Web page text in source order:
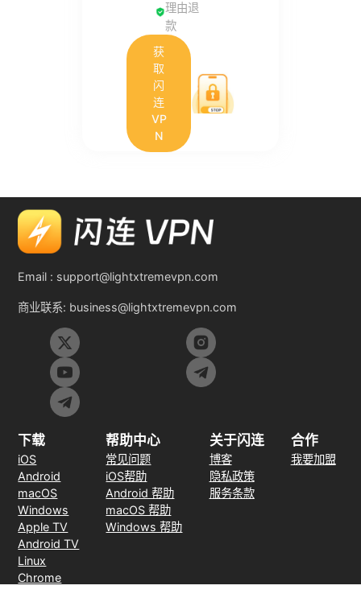
理由退
款
获
取
闪
连
VP
N
Email : support@lightxtremevpn.com
商业联系: business@lightxtremevpn.com
下载
iOS
Android
macOS
Windows
Apple TV
Android TV
Linux
Chrome
帮助中心
常见问题
iOS帮助
Android 帮助
macOS 帮助
Windows 帮助
关于闪连
博客
隐私政策
服务条款
合作
我要加盟